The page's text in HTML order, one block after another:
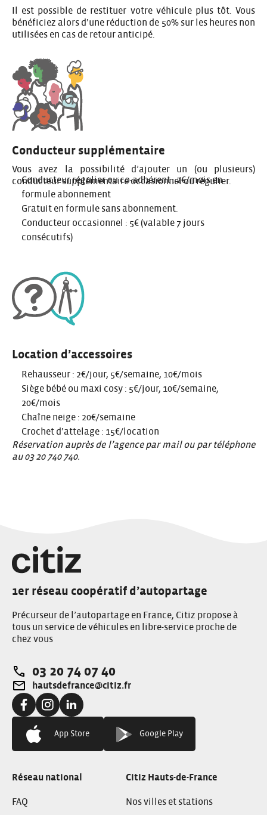
Il est possible de restituer votre véhicule plus tôt. Vous
bénéficiez alors d’une réduction de 50% sur les heures non
utilisées en cas de retour anticipé.
Conducteur supplémentaire
Vous avez la possibilité d’ajouter un (ou plusieurs)
conducteur supplémentaire occasionnel ou régulier.
Conducteur régulier ou co-adhérent : 2€/mois en
formule abonnement
Gratuit en formule sans abonnement.
Conducteur occasionnel : 5€ (valable 7 jours
consécutifs)
Location d’accessoires
Rehausseur : 2€/jour, 5€/semaine, 10€/mois
Siège bébé ou maxi cosy : 5€/jour, 10€/semaine,
20€/mois
Chaîne neige : 20€/semaine
Crochet d’attelage : 15€/location
Réservation auprès de l’agence parmailou par téléphone
au 03 20 740 740.
1er réseau coopératif d’autopartage
Précurseur de l’autopartage en France, Citiz propose à
tous un service de véhicules en libre-service proche de
chez vous
Téléphone:
03 20 74 07 40
Adresse e-mail:
hautsdefrance@citiz.fr
Facebook:Instagram:Linkedin:
App Store Google Play
Réseau national
FAQ
Citiz Hauts-de-France
Nos villes et stations